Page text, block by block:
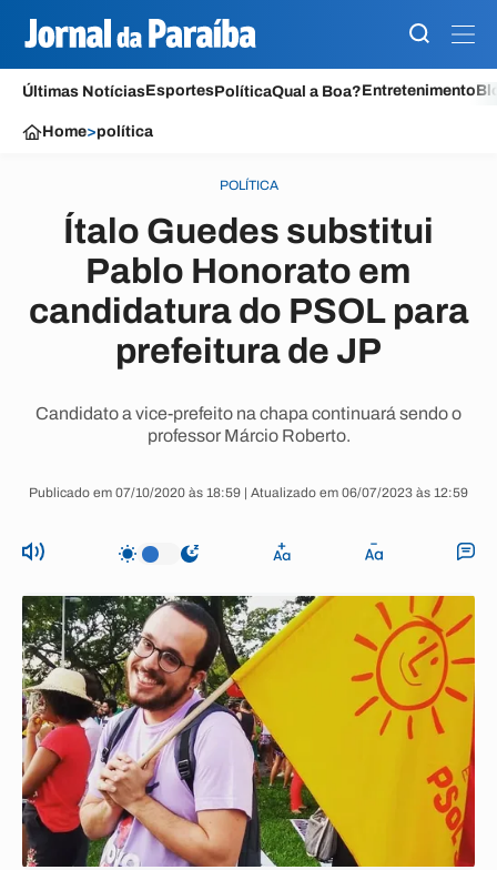
Últimas NotíciasEsportesPolíticaQual a Boa?Entretenimento
Home>política
POLÍTICA
Ítalo Guedes substitui
Pablo Honorato em
candidatura do PSOL para
prefeitura de JP
Candidato a vice-prefeito na chapa continuará sendo o
professor Márcio Roberto.
Publicado em 07/10/2020 às 18:59 | Atualizado em 06/07/2023 às 12:59